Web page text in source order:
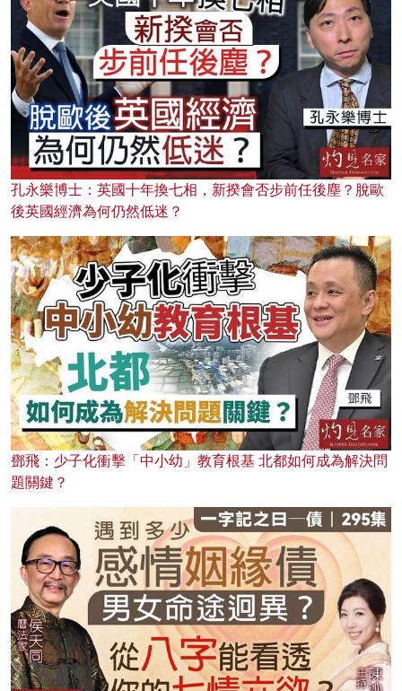
孔永樂博士：英國十年換七相，新揆會否步前任後塵？脫歐
後英國經濟為何仍然低迷？
鄧飛：少子化衝擊「中小幼」教育根基 北都如何成為解決問
題關鍵？